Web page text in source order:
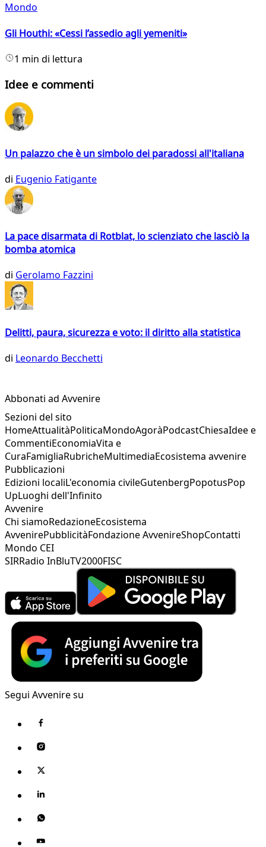
Mondo
Gli Houthi: «Cessi l’assedio agli yemeniti»
1 min di lettura
Idee e commenti
Un palazzo che è un simbolo dei paradossi all'italiana
di Eugenio Fatigante
La pace disarmata di Rotblat, lo scienziato che lasciò la
bomba atomica
di Gerolamo Fazzini
Delitti, paura, sicurezza e voto: il diritto alla statistica
di Leonardo Becchetti
Abbonati ad Avvenire
Sezioni del sito
HomeAttualitàPoliticaMondoAgoràPodcastChiesaIdee e
CommentiEconomiaVita e
CuraFamigliaRubricheMultimediaEcosistema avvenire
Pubblicazioni
Edizioni localiL'economia civileGutenbergPopotusPop
UpLuoghi dell'Infinito
Avvenire
Chi siamoRedazioneEcosistema
AvvenirePubblicitàFondazione AvvenireShopContatti
Mondo CEI
SIRRadio InBluTV2000FISC
Segui Avvenire su